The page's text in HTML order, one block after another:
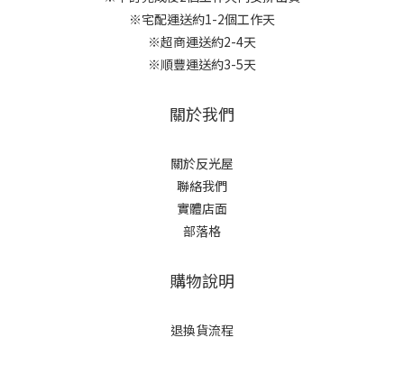
※宅配運送約1-2個工作天
※超商運送約2-4天
※順豐運送約3-5天
關於我們
關於反光屋
聯絡我們
實體店面
部落格
購物說明
退換貨流程